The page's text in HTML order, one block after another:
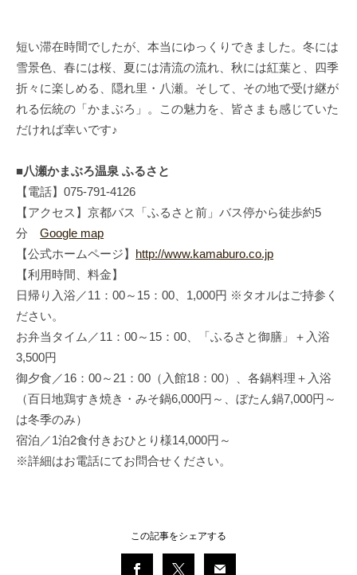
短い滞在時間でしたが、本当にゆっくりできました。冬には
雪景色、春には桜、夏には清流の流れ、秋には紅葉と、四季
折々に楽しめる、隠れ里・八瀬。そして、その地で受け継が
れる伝統の「かまぶろ」。この魅力を、皆さまも感じていた
だければ幸いです♪
■八瀬かまぶろ温泉 ふるさと
【電話】075-791-4126
【アクセス】京都バス「ふるさと前」バス停から徒歩約5
分Google map
【公式ホームページ】 http://www.kamaburo.co.jp
【利用時間、料金】
日帰り入浴／11：00～15：00、1,000円 ※タオルはご持参く
ださい。
お弁当タイム／11：00～15：00、「ふるさと御膳」＋入浴
3,500円
御夕食／16：00～21：00（入館18：00）、各鍋料理＋入浴
（百日地鶏すき焼き・みそ鍋6,000円～、ぼたん鍋7,000円～
は冬季のみ）
宿泊／1泊2食付きおひとり様14,000円～
※詳細はお電話にてお問合せください。
この記事をシェアする